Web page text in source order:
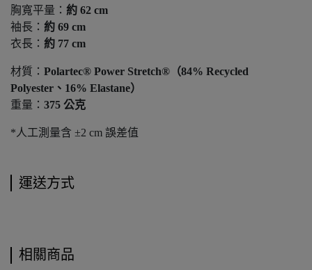
胸寬平量： 約 62 cm
袖長： 約 69 cm
衣長： 約 77 cm
材質： Polartec® Power Stretch®（84% Recycled
Polyester、16% Elastane）
重量： 375 公克
*人工測量含 ±2 cm 誤差值
運送方式
相關商品